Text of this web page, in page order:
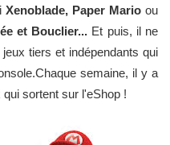
Xenoblade, Paper Mario ou
et Bouclier... Et puis, il ne
tiers et indépendants qui
semaine, il y a
sortent sur l'eShop !